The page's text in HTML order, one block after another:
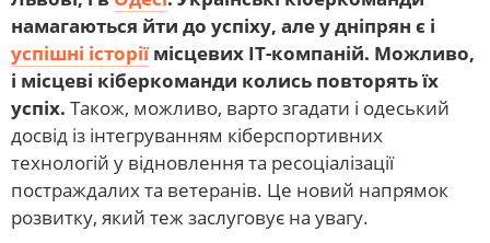
намагаються йти до успіху, але у дніпрян є і
успішні історіїмісцевих IT-компаній. Можливо,
і місцеві кіберкоманди колись повторять їх
успіх. Також, можливо, варто згадати і одеський
досвід із інтегруванням кіберспортивних
технологій у відновлення та ресоціалізації
постраждалих та ветеранів. Це новий напрямок
розвитку, який теж заслуговує на увагу.